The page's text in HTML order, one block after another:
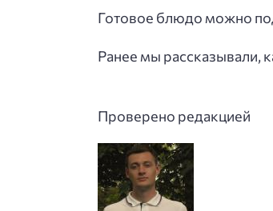
Готовое блюдо можно
Ранее мы рассказывали,
Проверено редакцией